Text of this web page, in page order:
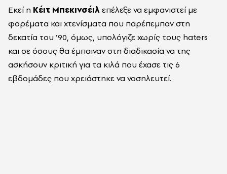
Εκεί η Κέιτ Μπεκινσέιλεπέλεξε να εμφανιστεί με
φορέματα και χτενίσματα που παρέπεμπαν στη
δεκατία του ’90, όμως, υπολόγιζε χωρίς τους haters
και σε όσους θα έμπαιναν στη διαδικασία να της
ασκήσουν κριτική για τα κιλά που έχασε τις 6
εβδομάδες που χρειάστηκε να νοσηλευτεί.